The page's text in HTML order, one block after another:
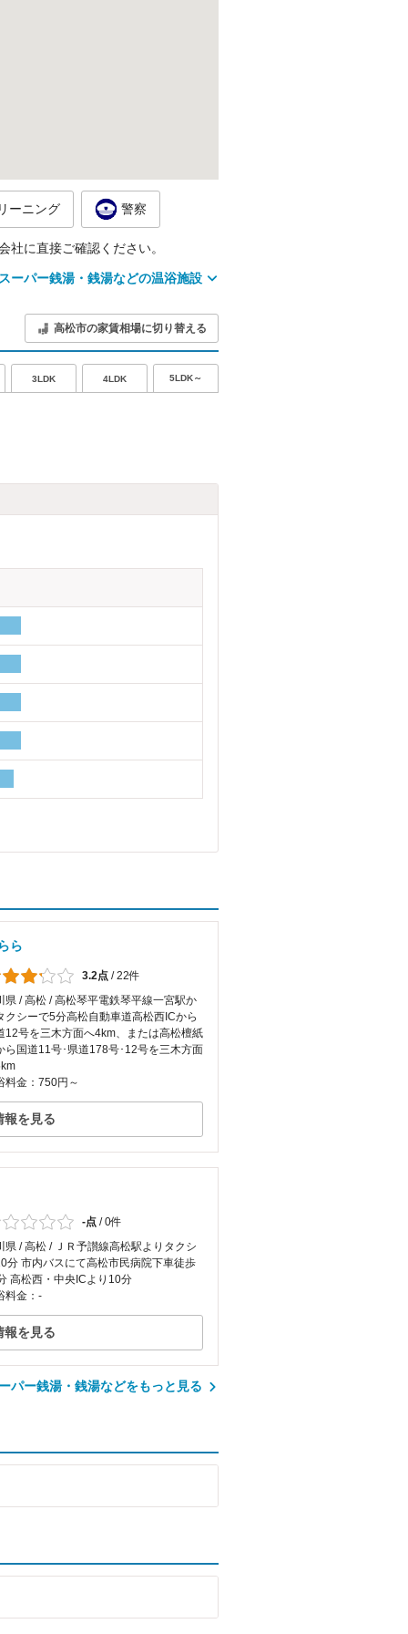
ーニング 警察
に直接ご確認ください。
ーパー銭湯・銭湯などの温浴施設
高松市の家賃相場に切り替える
3LDK 4LDK 5LDK～
ら
3.2点 /22件
県 / 高松 / 高松琴平電鉄琴平線一宮駅か
クシーで5分高松自動車道高松西ICから
12号を三木方面へ4km、または高松檀紙
ら国道11号･県道178号･12号を三木方面
料金：750円～
報を見る
-点 /0件
県 / 高松 / ＪＲ予讃線高松駅よりタクシ
分 市内バスにて高松市民病院下車徒歩
高松西・中央ICより10分
料金：-
報を見る
パー銭湯・銭湯などをもっと見る